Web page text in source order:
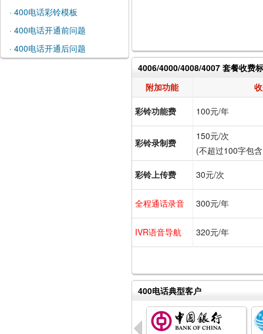
· 400电话彩铃模板
· 400电话开通前问题
· 400电话开通后问题
4006/4000/4008/4007 套餐收费
附加功能
彩铃功能费 100元/年
彩铃录制费
150元/次
(不超过100字包
彩铃上传费 30元/次
全程通话录音 300元/年
IVR语音导航 320元/年
400电话典型客户